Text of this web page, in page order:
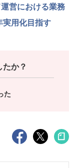
営における業務
用化目指す
か？
た